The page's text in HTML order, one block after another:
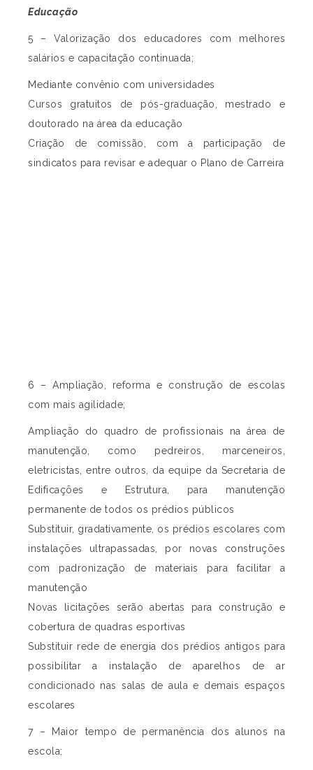
Educação
5 – Valorização dos educadores com melhores
salários e capacitação continuada;
Mediante convênio com universidades
Cursos gratuitos de pós-graduação, mestrado e
doutorado na área da educação
Criação de comissão, com a participação de
sindicatos para revisar e adequar o Plano de Carreira
6 – Ampliação, reforma e construção de escolas
com mais agilidade;
Ampliação do quadro de profissionais na área de
manutenção, como pedreiros, marceneiros,
eletricistas, entre outros, da equipe da Secretaria de
Edificações e Estrutura, para manutenção
permanente de todos os prédios públicos
Substituir, gradativamente, os prédios escolares com
instalações ultrapassadas, por novas construções
com padronização de materiais para facilitar a
manutenção
Novas licitações serão abertas para construção e
cobertura de quadras esportivas
Substituir rede de energia dos prédios antigos para
possibilitar a instalação de aparelhos de ar
condicionado nas salas de aula e demais espaços
escolares
7 – Maior tempo de permanência dos alunos na
escola;